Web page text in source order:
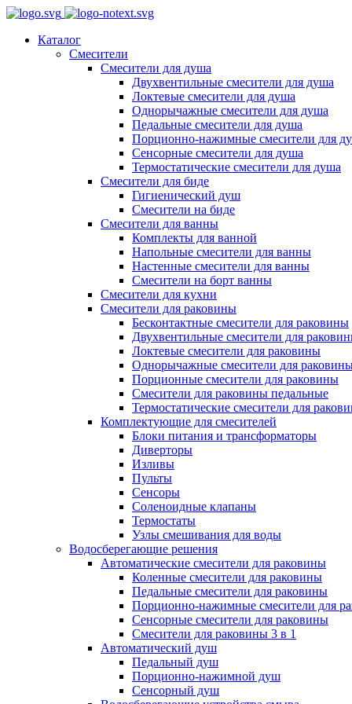
Каталог
Смесители
Смесители для душа
Двухвентильные смесители для душа
Локтевые смесители для душа
Однорычажные смесители для душа
Педальные смесители для душа
Порционно-нажимные смесители для
Сенсорные смесители для душа
Термостатические смесители для душа
Смесители для биде
Гигиенический душ
Смесители на биде
Смесители для ванны
Комплекты для ванной
Напольные смесители для ванны
Настенные смесители для ванны
Смесители на борт ванны
Смесители для кухни
Смесители для раковины
Бесконтактные смесители для раковины
Двухвентильные смесители для
Локтевые смесители для раковины
Однорычажные смесители для
Порционные смесители для раковины
Смесители для раковины педальные
Термостатические смесители для
Комплектующие для смесителей
Блоки питания и трансформаторы
Диверторы
Изливы
Пульты
Сенсоры
Соленоидные клапаны
Термостаты
Узлы смешивания для воды
Водосберегающие решения
Автоматические смесители для раковины
Коленные смесители для раковины
Педальные смесители для раковины
Порционно-нажимные смесители для
Сенсорные смесители для раковины
Смесители для раковины 3 в 1
Автоматический душ
Педальный душ
Порционно-нажимной душ
Сенсорный душ